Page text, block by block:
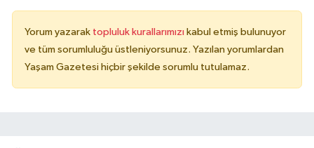
Yorum yazarak topluluk kurallarımızı kabul etmiş bulunuyor
ve tüm sorumluluğu üstleniyorsunuz. Yazılan yorumlardan
Yaşam Gazetesi hiçbir şekilde sorumlu tutulamaz.